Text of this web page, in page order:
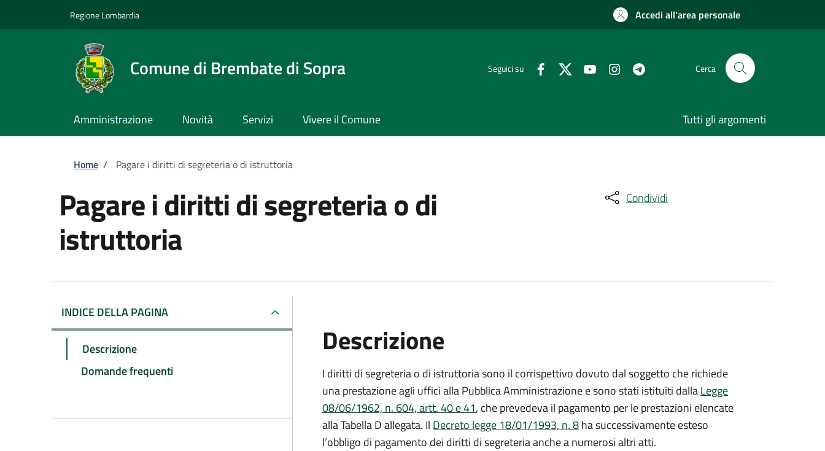
Regione Lombardia Accedi all'area personale
Comune di Brembate di Sopra Seguici su Cerca
Amministrazione Novità Servizi Vivere il Comune Tutti gli argomenti
Briciole di pane
Home / Pagare i diritti di segreteria o di istruttoria
Pagare i diritti di segreteria o di
istruttoria
Condividi
INDICE DELLA PAGINA
Descrizione
Domande frequenti
Descrizione
I diritti di segreteria o di istruttoria sono il corrispettivo dovuto dal soggetto che richiede
una prestazione agli uffici alla Pubblica Amministrazione e sono stati istituiti dallaLegge
08/06/1962, n. 604, artt. 40 e 41, che prevedeva il pagamento per le prestazioni elencate
alla Tabella D allegata. Il Decreto legge 18/01/1993, n. 8ha successivamente esteso
l’obbligo di pagamento dei diritti di segreteria anche a numerosi altri atti.